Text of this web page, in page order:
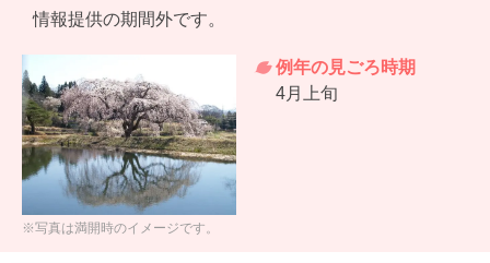
情報提供の期間外です。
例年の見ごろ時期
4月上旬
※写真は満開時のイメージです。